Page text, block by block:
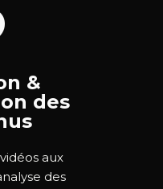
&
des
aux
des